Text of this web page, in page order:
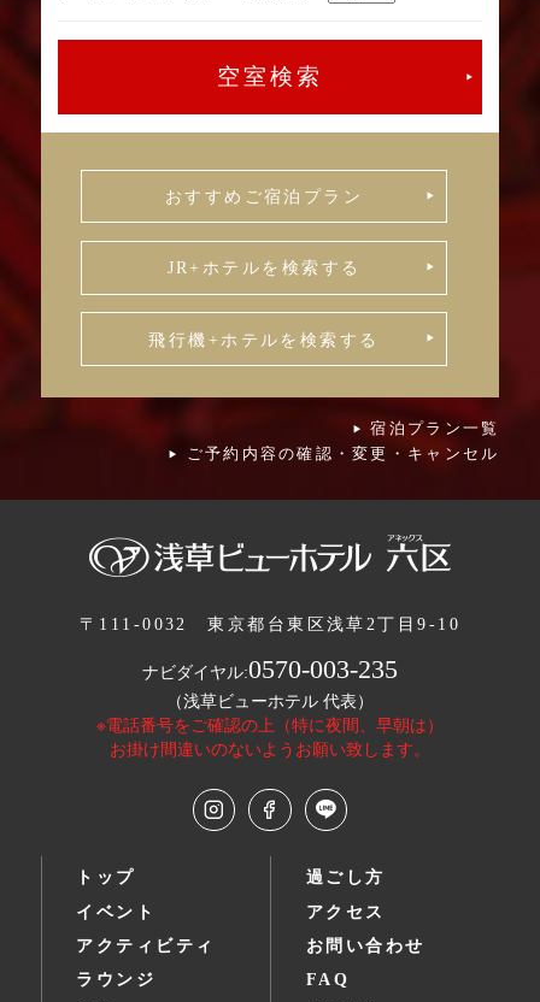
おすすめご宿泊プラン
JR+ホテルを検索する
飛行機+ホテルを検索する
宿泊プラン一覧
ご予約内容の確認・変更・キャンセル
〒111-0032東京都台東区浅草2丁目9-10
ナビダイヤル:0570-003-235
（浅草ビューホテル 代表）
※電話番号をご確認の上（特に夜間、早朝は）
お掛け間違いのないようお願い致します。
トップ
イベント
アクティビティ
ラウンジ
過ごし方
アクセス
お問い合わせ
FAQ